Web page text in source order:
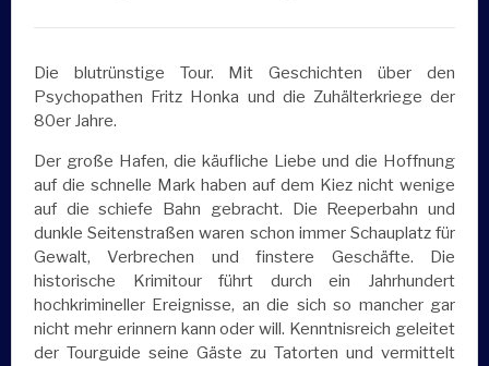
Die blutrünstige Tour. Mit Geschichten über den
Psychopathen Fritz Honka und die Zuhälterkriege der
80er Jahre.
Der große Hafen, die käufliche Liebe und die Hoffnung
auf die schnelle Mark haben auf dem Kiez nicht wenige
auf die schiefe Bahn gebracht. Die Reeperbahn und
dunkle Seitenstraßen waren schon immer Schauplatz für
Gewalt, Verbrechen und finstere Geschäfte. Die
historische Krimitour führt durch ein Jahrhundert
hochkrimineller Ereignisse, an die sich so mancher gar
nicht mehr erinnern kann oder will. Kenntnisreich geleitet
der Tourguide seine Gäste zu Tatorten und vermittelt